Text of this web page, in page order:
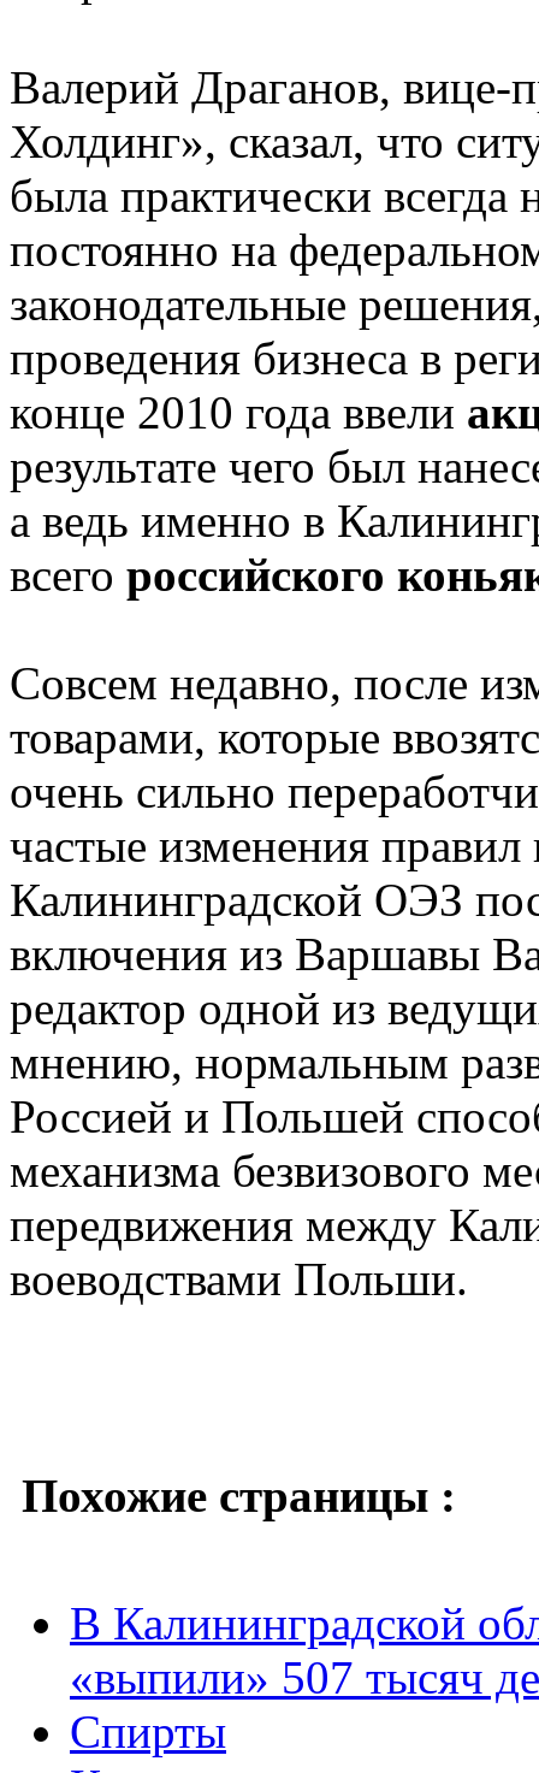
Валерий Драганов, вице-
Холдинг», сказал, что
была практически всегда
постоянно на
законодательные
проведения бизнеса в
конце 2010 года ввели
результате чего был
а ведь именно в
всего российского
Совсем недавно, после
товарами, которые
очень сильно
частые изменения правил
Калининградской ОЭЗ
включения из Варшавы
редактор одной из
мнению, нормальным
Россией и Польшей
механизма безвизового
передвижения между
воеводствами Польши.
Похожие страницы :
В Калининградской
«выпили» 507 тысяч
Спирты